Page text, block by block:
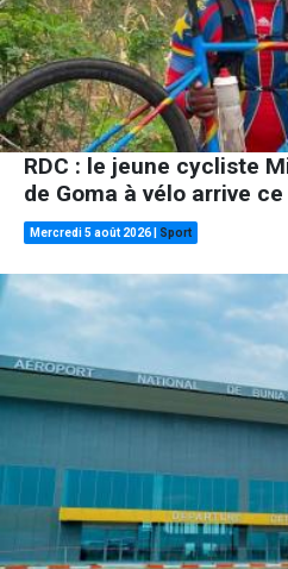
RDC : le jeune cycliste
de Goma à vélo arrive
Mercredi 5 août 2026 Sport